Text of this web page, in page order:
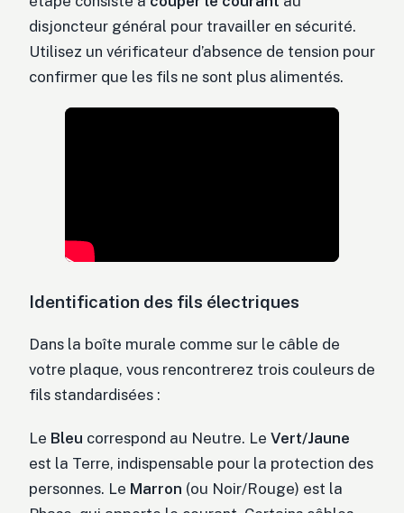
disjoncteur général pour travailler en sécurité.
Utilisez un vérificateur d’absence de tension pour
confirmer que les fils ne sont plus alimentés.
Identification des fils électriques
Dans la boîte murale comme sur le câble de
votre plaque, vous rencontrerez trois couleurs de
fils standardisées :
Le Bleu correspond au Neutre. Le Vert/Jaune
est la Terre, indispensable pour la protection des
personnes. Le Marron (ou Noir/Rouge) est la